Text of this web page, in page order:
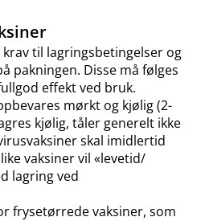
til lagringsbetingelser og
pakningen. Disse må følges
effekt ved bruk.
mørkt og kjølig (2-
kjølig, tåler generelt ikke
skal imidlertid
vaksiner vil «levetid​/​
lagring ved
frysetørrede vaksiner, som